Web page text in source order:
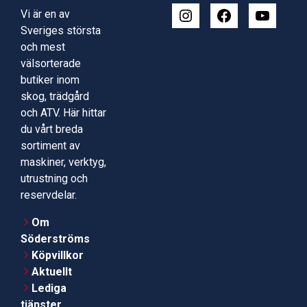
Vi är en av
Sveriges största
och mest
välsorterade
butiker inom
skog, trädgård
och ATV. Här hittar
du vårt breda
sortiment av
maskiner, verktyg,
utrustning och
reservdelar.
Om
Söderströms
Köpvillkor
Aktuellt
Lediga
tjänster